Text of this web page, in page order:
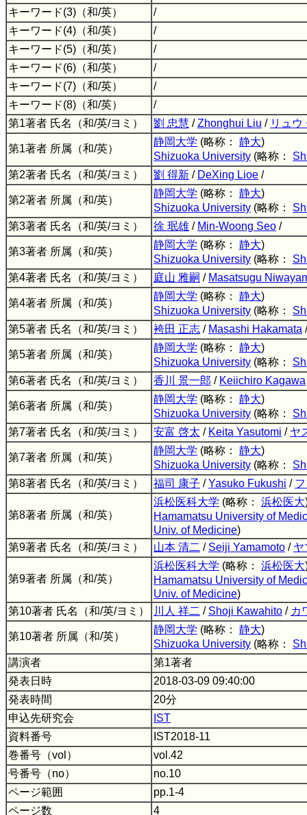
キーワード(3)（和/英）
/
キーワード(4)（和/英）
/
キーワード(5)（和/英）
/
キーワード(6)（和/英）
/
キーワード(7)（和/英）
/
キーワード(8)（和/英）
/
第1著者 氏名（和/英/ヨミ）
劉 忠慧 /Zhonghui Liu / リュウ
第1著者 所属（和/英）
静岡大学 (略称： 静大)
Shizuoka University (略称：
第2著者 氏名（和/英/ヨミ）
劉 得新 / DeXing Lioe /
第2著者 所属（和/英）
静岡大学 (略称： 静大)
Shizuoka University (略称：
第3著者 氏名（和/英/ヨミ）
徐 珉雄 / Min-Woong Seo /
第3著者 所属（和/英）
静岡大学 (略称： 静大)
Shizuoka University (略称：
第4著者 氏名（和/英/ヨミ）
庭山 雅嗣 / Masatsugu
第4著者 所属（和/英）
静岡大学 (略称： 静大)
Shizuoka University (略称：
第5著者 氏名（和/英/ヨミ）
袴田 正志 / Masashi Hakamata
第5著者 所属（和/英）
静岡大学 (略称： 静大)
Shizuoka University (略称：
第6著者 氏名（和/英/ヨミ）
香川 景一郎 / Keiichiro Kagawa
第6著者 所属（和/英）
静岡大学 (略称： 静大)
Shizuoka University (略称：
第7著者 氏名（和/英/ヨミ）
安富 啓太 / Keita Yasutomi / ヤ
第7著者 所属（和/英）
静岡大学 (略称： 静大)
Shizuoka University (略称：
第8著者 氏名（和/英/ヨミ）
福司 康子 /Yasuko Fukushi /
第8著者 所属（和/英）
浜松医科大学 (略称： 浜松医大
Hamamatsu University of
Univ. of Medicine)
第9著者 氏名（和/英/ヨミ）
山本 清二 / Seiji Yamamoto / ヤ
第9著者 所属（和/英）
浜松医科大学 (略称： 浜松医大
Hamamatsu University of
Univ. of Medicine)
第10著者 氏名（和/英/ヨミ）
川人 祥二 / Shoji Kawahito / カ
第10著者 所属（和/英）
静岡大学 (略称： 静大)
Shizuoka University (略称：
講演者
第1著者
発表日時
2018-03-09 09:40:00
発表時間
20分
申込先研究会
IST
資料番号
IST2018-11
巻番号（vol）
vol.42
号番号（no）
no.10
ページ範囲
pp.1-4
ページ数
4